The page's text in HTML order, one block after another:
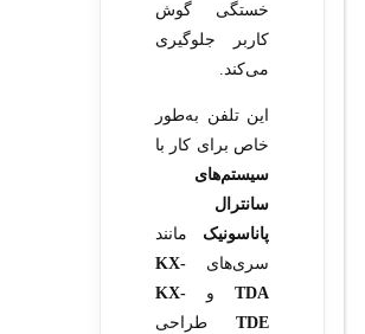
خستگی گوش
کاربر جلوگیری
می‌کند.
این تلفن به‌طور
خاص برای کار با
سیستم‌های
سانترال
پاناسونیک مانند
سری‌های KX-
TDAو KX-
TDEطراحی